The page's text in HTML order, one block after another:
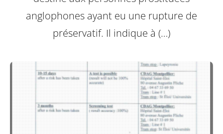
anglophones ayant eu une rupture de
préservatif. Il indique à (…)